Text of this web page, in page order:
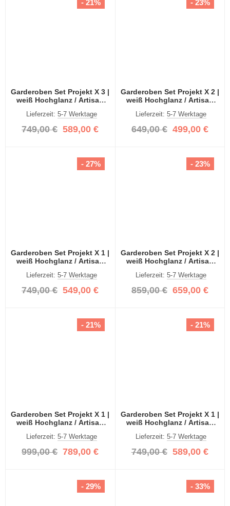
Garderoben Set Projekt X 3 |
weiß Hochglanz / Artisan
teilig
Lieferzeit: 5-7 Werktage
749,00 € 589,00 €
- 21%
Garderoben Set Projekt X 2 |
weiß Hochglanz / Artisan
teilig
Lieferzeit:5-7 Werktage
649,00 € 499,00 €
- 23%
Garderoben Set Projekt X 1 |
weiß Hochglanz / Artisan
teilig
Lieferzeit: 5-7 Werktage
749,00 € 549,00 €
- 27%
Garderoben Set Projekt X 2 |
weiß Hochglanz / Artisan
teilig
Lieferzeit:5-7 Werktage
859,00 € 659,00 €
- 23%
Garderoben Set Projekt X 1 |
weiß Hochglanz / Artisan
teilig
Lieferzeit: 5-7 Werktage
999,00 € 789,00 €
- 21%
Garderoben Set Projekt X 1 |
weiß Hochglanz / Artisan
Lieferzeit:5-7 Werktage
749,00 € 589,00 €
- 21%
- 29% - 33%